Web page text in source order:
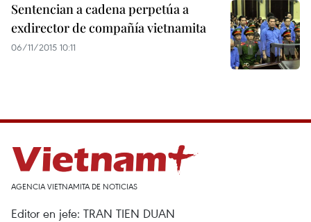
Sentencian a cadena perpetúa a
exdirector de compañía vietnamita
06/11/2015 10:11
AGENCIA VIETNAMITA DE NOTICIAS
Editor en jefe: TRAN TIEN DUAN